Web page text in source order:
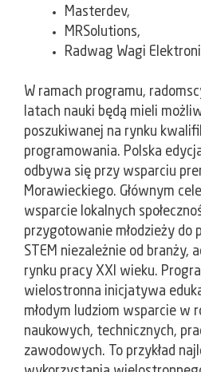
Masterdev,
MRSolutions,
Radwag Wagi
W ramach programu,
latach nauki będą mieli
poszukiwanej na rynku
programowania. Polska
odbywa się przy wsparciu
Morawieckiego. Głównym
wsparcie lokalnych
przygotowanie młodzieży do
STEM niezależnie od branży,
rynku pracy XXI wieku.
wielostronna inicjatywa
młodym ludziom wsparcie w
naukowych, technicznych,
zawodowych. To przykład